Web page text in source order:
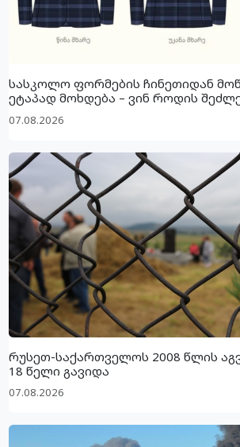
სასკოლო ფორმების ჩინეთიდან
ეტაპად მოხდება – ვინ როდის
07.08.2026
რუსეთ-საქართველოს 2008 წლის
18 წელი გავიდა
07.08.2026